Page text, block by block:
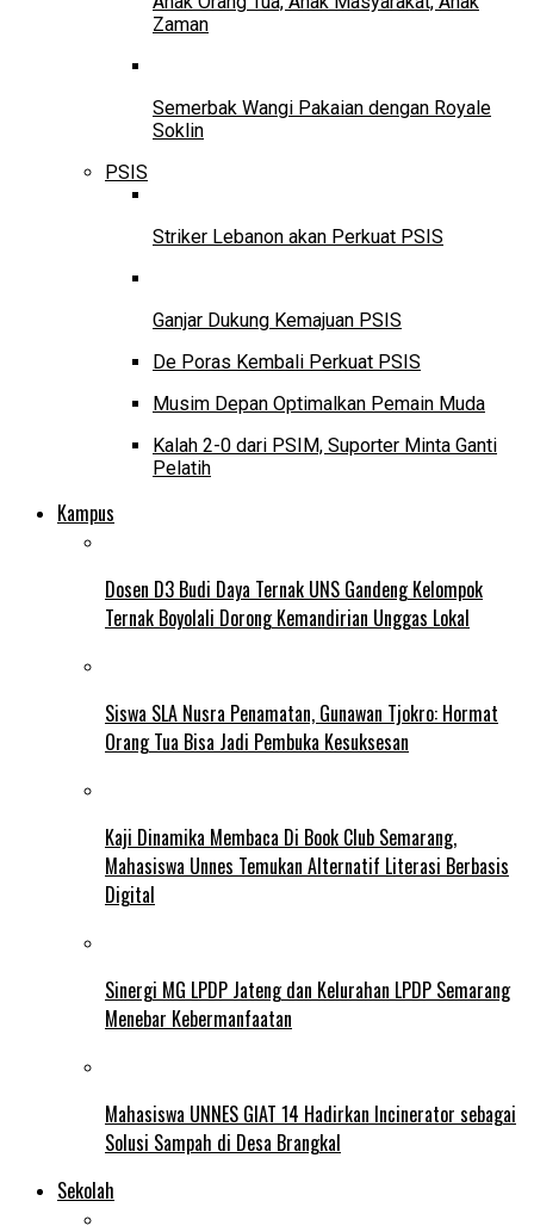
Zaman
Semerbak Wangi Pakaian dengan Royale
Soklin
PSIS
Striker Lebanon akan Perkuat PSIS
Ganjar Dukung Kemajuan PSIS
De Poras Kembali Perkuat PSIS
Musim Depan Optimalkan Pemain Muda
Kalah 2-0 dari PSIM, Suporter Minta Ganti
Pelatih
Kampus
Dosen D3 Budi Daya Ternak UNS Gandeng Kelompok
Ternak Boyolali Dorong Kemandirian Unggas Lokal
Siswa SLA Nusra Penamatan, Gunawan Tjokro: Hormat
Orang Tua Bisa Jadi Pembuka Kesuksesan
Kaji Dinamika Membaca Di Book Club Semarang,
Mahasiswa Unnes Temukan Alternatif Literasi Berbasis
Digital
Sinergi MG LPDP Jateng dan Kelurahan LPDP Semarang
Menebar Kebermanfaatan
Mahasiswa UNNES GIAT 14 Hadirkan Incinerator sebagai
Solusi Sampah di Desa Brangkal
Sekolah